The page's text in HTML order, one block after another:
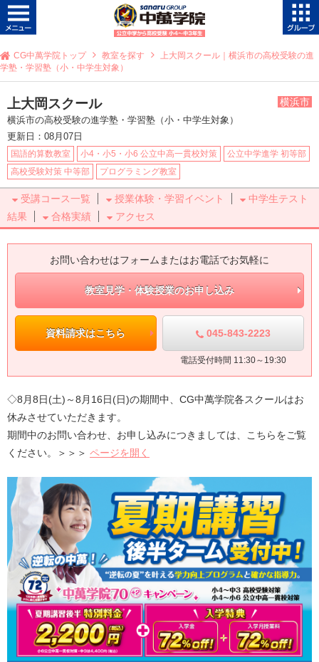
CG中萬学院トップ 教室を探す
上大岡スクール｜横浜市の高校受験の進
学塾・学習塾（小・中学生対象）
上大岡スクール 横浜市
横浜市の高校受験の進学塾・学習塾（小・中学生対象）
更新日：08月07日
国語的算数教室 小4・小5・小6 公立中高一貫校対策
公立中学進学 初等部
高校受験対策 中等部
プログラミング教室
受講コース一覧 授業体験・学習イベント
中学生テスト
結果
合格実績 アクセス
お問い合わせはフォームまたはお電話でお気軽に
教室見学・体験授業のお申し込み
資料請求はこちら 045-843-2223
電話受付時間 11:30～19:30
◇8月8日(土)～8月16日(日)の期間中、CG中萬学院各スクールはお
休みさせていただきます。
期間中のお問い合わせ、お申し込みにつきましては、こちらをご覧
ください。＞＞＞ ページを開く